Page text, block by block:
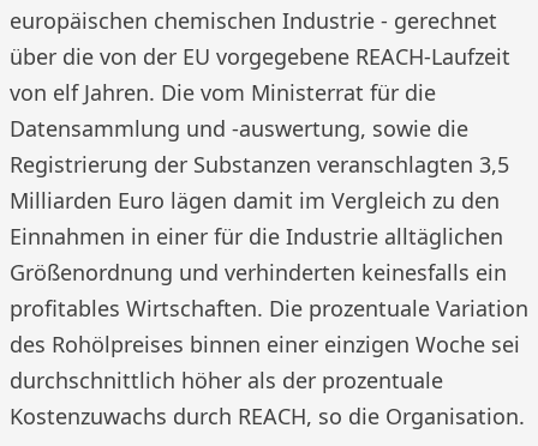
europäischen chemischen Industrie - gerechnet
über die von der EU vorgegebene REACH-Laufzeit
von elf Jahren. Die vom Ministerrat für die
Datensammlung und -auswertung, sowie die
Registrierung der Substanzen veranschlagten 3,5
Milliarden Euro lägen damit im Vergleich zu den
Einnahmen in einer für die Industrie alltäglichen
Größenordnung und verhinderten keinesfalls ein
profitables Wirtschaften. Die prozentuale Variation
des Rohölpreises binnen einer einzigen Woche sei
durchschnittlich höher als der prozentuale
Kostenzuwachs durch REACH, so die Organisation.